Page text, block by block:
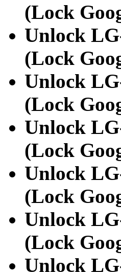
(Lock
Unlock
(Lock
Unlock
(Lock
Unlock
(Lock
Unlock
(Lock
Unlock
(Lock
Unlock